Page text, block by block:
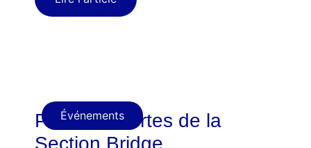
Événements
Portes ouvertes de la
Section Bridge